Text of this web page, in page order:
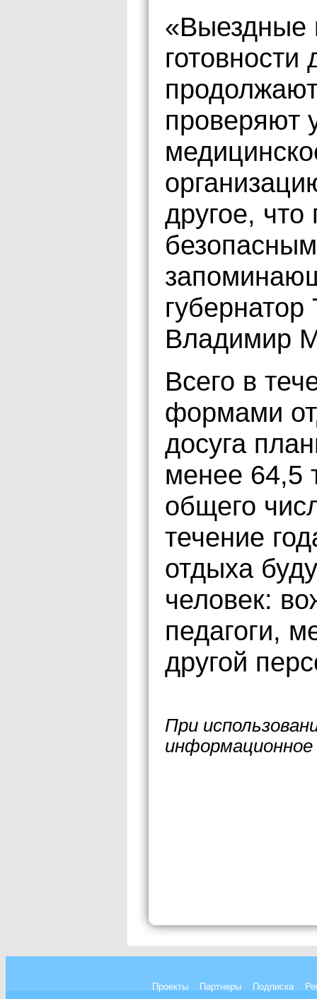
«Выездные
готовности
проверяют
другое, что
Владимир
Всего в
формами
досуга
менее 64,5
общего
течение
отдыха
человек:
педагоги,
другой
При
Проекты Партнеры Подписка